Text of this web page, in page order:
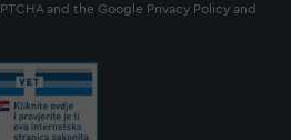
and the Google Privacy Policy and